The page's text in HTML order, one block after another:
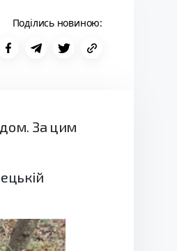
Поділись новиною:
За цим